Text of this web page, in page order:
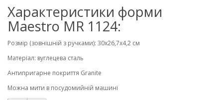
Характеристики форми
Maestro MR 1124:
Розмір (зовнішній з ручками): 30х26,7х4,2 см
Матеріал: вуглецева сталь
Антипригарне покриття Granite
Можна мити в посудомийній машині